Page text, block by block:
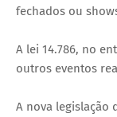
fechados ou
A lei 14.786, no
outros eventos
A nova legislação